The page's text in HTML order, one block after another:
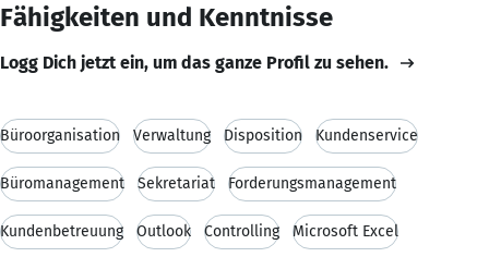
Fähigkeiten und Kenntnisse
Logg Dich jetzt ein, um das ganze Profil zu sehen.
Büroorganisation Verwaltung Disposition Kundenservice
Büromanagement Sekretariat Forderungsmanagement
Kundenbetreuung Outlook Controlling Microsoft Excel